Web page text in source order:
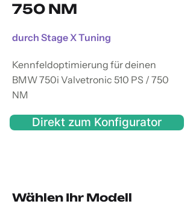
750 NM
durch Stage X Tuning
Kennfeldoptimierung für deinen
BMW 750i Valvetronic 510 PS / 750
NM
Direkt zum Konfigurator
Wählen Ihr Modell